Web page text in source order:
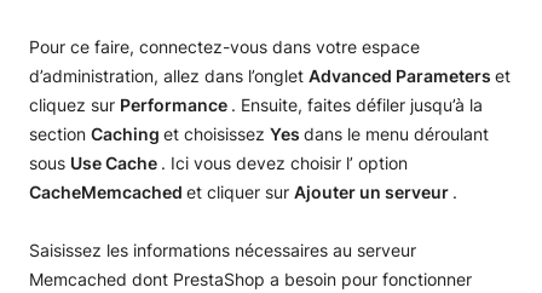
Pour ce faire, connectez-vous dans votre espace
d’administration, allez dans l’onglet Advanced Parameters et
cliquez sur Performance . Ensuite, faites défiler jusqu’à la
section Caching et choisissez Yes dans le menu déroulant
sous Use Cache . Ici vous devez choisir l’ option
CacheMemcached et cliquer sur Ajouter un serveur .
Saisissez les informations nécessaires au serveur
Memcached dont PrestaShop a besoin pour fonctionner